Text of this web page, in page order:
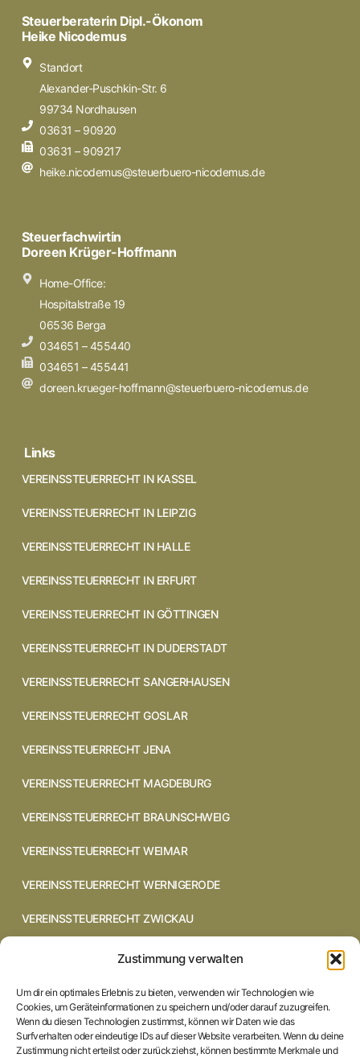
Zustimmung verwalten
Um dir ein optimales Erlebnis zu bieten, verwenden wir Technologien wie
Cookies, um Geräteinformationen zu speichern und/oder darauf zuzugreifen.
Wenn du diesen Technologien zustimmst, können wir Daten wie das
Surfverhalten oder eindeutige IDs auf dieser Website verarbeiten. Wenn du deine
Zustimmung nicht erteilst oder zurückziehst, können bestimmte Merkmale und
Steuerberaterin Dipl.-Ökonom
Heike Nicodemus
Standort
Alexander-Puschkin-Str. 6
99734 Nordhausen
03631 – 90920
03631 – 909217
heike.nicodemus@steuerbuero-nicodemus.de
Steuerfachwirtin
Doreen Krüger-Hoffmann
Home-Office:
Hospitalstraße 19
06536 Berga
034651 – 455440
034651 – 455441
doreen.krueger-hoffmann@steuerbuero-nicodemus.de
Links
VEREINSSTEUERRECHT IN KASSEL
VEREINSSTEUERRECHT IN LEIPZIG
VEREINSSTEUERRECHT IN HALLE
VEREINSSTEUERRECHT IN ERFURT
VEREINSSTEUERRECHT IN GÖTTINGEN
VEREINSSTEUERRECHT IN DUDERSTADT
VEREINSSTEUERRECHT SANGERHAUSEN
VEREINSSTEUERRECHT GOSLAR
VEREINSSTEUERRECHT JENA
VEREINSSTEUERRECHT MAGDEBURG
VEREINSSTEUERRECHT BRAUNSCHWEIG
VEREINSSTEUERRECHT WEIMAR
VEREINSSTEUERRECHT WERNIGERODE
VEREINSSTEUERRECHT ZWICKAU
VEREINSSTEUERRECHT CHEMNITZ
VEREINSSTEUERRECHT DRESDEN
VEREINSSTEUERRECHT COTTBUS
VEREINSSTEUERRECHT IN BRAUNSCHWEIG